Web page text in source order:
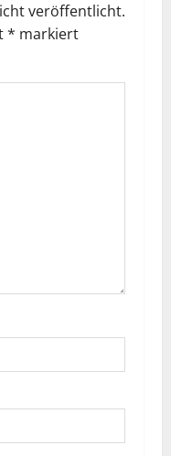
veröffentlicht.
* markiert